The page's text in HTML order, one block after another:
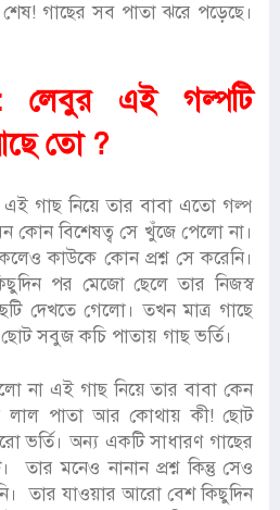
গাছের সব পাতা ঝরে পড়েছে।
লেবুর এই গল্পটি
তো ?
গাছ নিয়ে তার বাবা এতো গল্প
কোন বিশেষত্ব সে খুঁজে পেলো না।
কাউকে কোন প্রশ্ন সে করেনি।
পর মেজো ছেলে তার নিজস্ব
দেখতে গেলো। তখন মাত্র গাছে
সবুজ কচি পাতায় গাছ ভর্তি।
না এই গাছ নিয়ে তার বাবা কেন
পাতা আর কোথায় কী! ছোট
ভর্তি। অন্য একটি সাধারণ গাছের
মনেও নানান প্রশ্ন কিন্তু সেও
তার যাওয়ার আরো বেশ কিছুদিন